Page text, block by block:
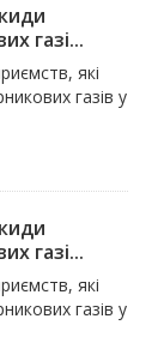
газі...
які
газів у
газі...
які
газів у